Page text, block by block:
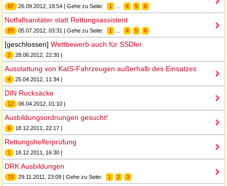
87 26.09.2012, 18:54 | Gehe zu Seite: 1 4 5 6
Notfallsanitäter statt Rettungsassistent
83 05.07.2012, 03:31 | Gehe zu Seite: 1 4 5 6
[geschlossen] Wettbewerb auch für SSDler
2 28.06.2012, 22:30 |
Ausstattung von KatS-Fahrzeugen außerhalb des Einsatzes
4 25.04.2012, 11:34 |
DIN Rucksäcke
12 06.04.2012, 01:10 |
Ausbildungsordnungen gesucht!
6 18.12.2011, 22:17 |
Rettungshelferprüfung
1 18.12.2011, 16:30 |
DRK Ausbildungen
33 29.11.2011, 23:09 | Gehe zu Seite: 1 2 3